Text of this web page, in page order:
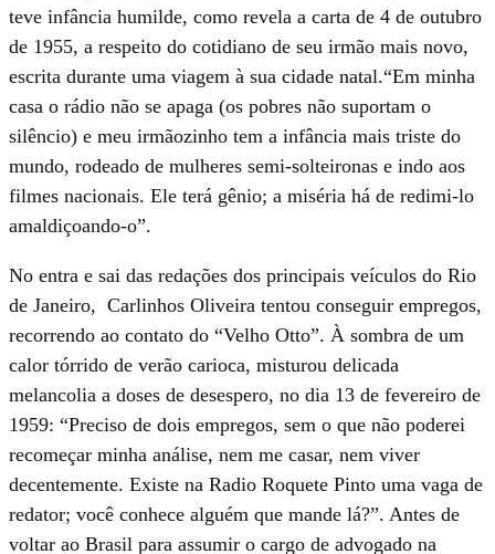
teve infância humilde, como revela a carta de 4 de outubro
de 1955, a respeito do cotidiano de seu irmão mais novo,
escrita durante uma viagem à sua cidade natal.“Em minha
casa o rádio não se apaga (os pobres não suportam o
silêncio) e meu irmãozinho tem a infância mais triste do
mundo, rodeado de mulheres semi-solteironas e indo aos
filmes nacionais. Ele terá gênio; a miséria há de redimi-lo
amaldiçoando-o”.
No entra e sai das redações dos principais veículos do Rio
de Janeiro, Carlinhos Oliveira tentou conseguir empregos,
recorrendo ao contato do “Velho Otto”. À sombra de um
calor tórrido de verão carioca, misturou delicada
melancolia a doses de desespero, no dia 13 de fevereiro de
1959: “Preciso de dois empregos, sem o que não poderei
recomeçar minha análise, nem me casar, nem viver
decentemente. Existe na Radio Roquete Pinto uma vaga de
redator; você conhece alguém que mande lá?”. Antes de
voltar ao Brasil para assumir o cargo de advogado na